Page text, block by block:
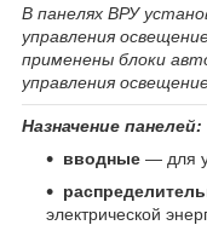
В панелях ВРУ
управления
применены блоки
управления
Назначение панелей:
вводные ― для
электрической